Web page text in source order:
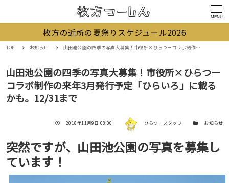
MENU
枚方の近所の夏祭りスケジュール2026
TOP お知らせ 山田池公園の四季の写真大募集！市役所×ひらつーコラボ制作の来年3月発行予定「ひらいろ」に載るかも。12/31まで
山田池公園の四季の写真大募集！市役所×ひらつー
コラボ制作の来年3月発行予定「ひらいろ」に載る
かも。12/31まで
投稿日
2018年11月9日 08:00 著者 ひらつースタッフ カテゴリー
お知らせ
突然ですが、山田池公園の写真を募集し
ています！